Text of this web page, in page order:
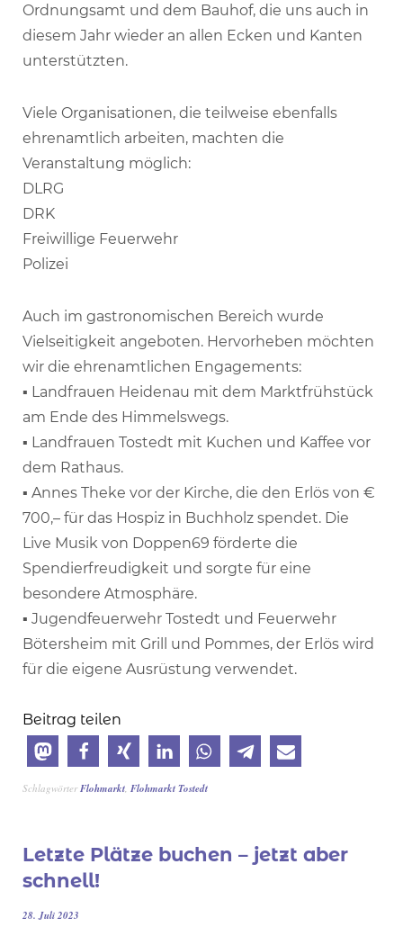
Ordnungsamt und dem Bauhof, die uns auch in
diesem Jahr wieder an allen Ecken und Kanten
unterstützten.
Viele Organisationen, die teilweise ebenfalls
ehrenamtlich arbeiten, machten die
Veranstaltung möglich:
DLRG
DRK
Freiwillige Feuerwehr
Polizei
Auch im gastronomischen Bereich wurde
Vielseitigkeit angeboten. Hervorheben möchten
wir die ehrenamtlichen Engagements:
▪ Landfrauen Heidenau mit dem Marktfrühstück
am Ende des Himmelswegs.
▪ Landfrauen Tostedt mit Kuchen und Kaffee vor
dem Rathaus.
▪ Annes Theke vor der Kirche, die den Erlös von €
700,– für das Hospiz in Buchholz spendet. Die
Live Musik von Doppen69 förderte die
Spendierfreudigkeit und sorgte für eine
besondere Atmosphäre.
▪ Jugendfeuerwehr Tostedt und Feuerwehr
Bötersheim mit Grill und Pommes, der Erlös wird
für die eigene Ausrüstung verwendet.
Beitrag teilen
SchlagwörterFlohmarkt Flohmarkt Tostedt
Letzte Plätze buchen – jetzt aber
schnell!
28. Juli 2023